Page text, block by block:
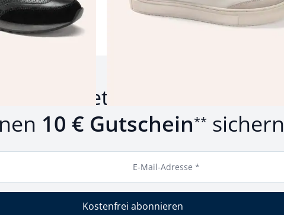
Newsletter anmelden und
10 € Gutschein** sichern
E-Mail-Adresse *
Kostenfrei abonnieren